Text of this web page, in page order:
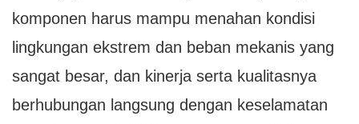
komponen harus mampu menahan kondisi
lingkungan ekstrem dan beban mekanis yang
sangat besar, dan kinerja serta kualitasnya
berhubungan langsung dengan keselamatan